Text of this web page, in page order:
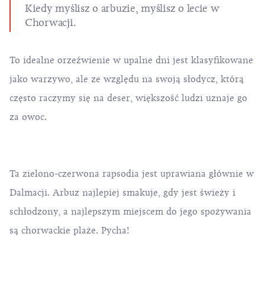
Kiedy myślisz o arbuzie, myślisz o lecie w
Chorwacji.
To idealne orzeźwienie w upalne dni jest klasyfikowane
jako warzywo, ale ze względu na swoją słodycz, którą
często raczymy się na deser, większość ludzi uznaje go
za owoc.
Ta zielono-czerwona rapsodia jest uprawiana głównie w
Dalmacji. Arbuz najlepiej smakuje, gdy jest świeży i
schłodzony, a najlepszym miejscem do jego spożywania
są chorwackie plaże. Pycha!